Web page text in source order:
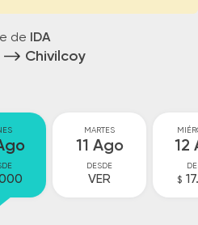
de IDA
Chivilcoy
MARTES
11 Ago
DESDE
VER
12
$